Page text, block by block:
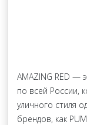
AMAZING RED —
по всей России,
уличного стиля
брендов, как